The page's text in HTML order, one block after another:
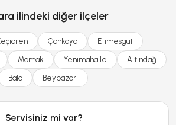
ilindeki diğer ilçeler
Çankaya Etimesgut
Mamak Yenimahalle Altındağ
Bala Beypazarı
Servisiniz mi var?